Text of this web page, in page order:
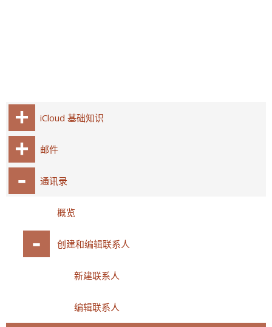
iCloud 基础知识
邮件
通讯录
概览
创建和编辑联系人
新建联系人
编辑联系人